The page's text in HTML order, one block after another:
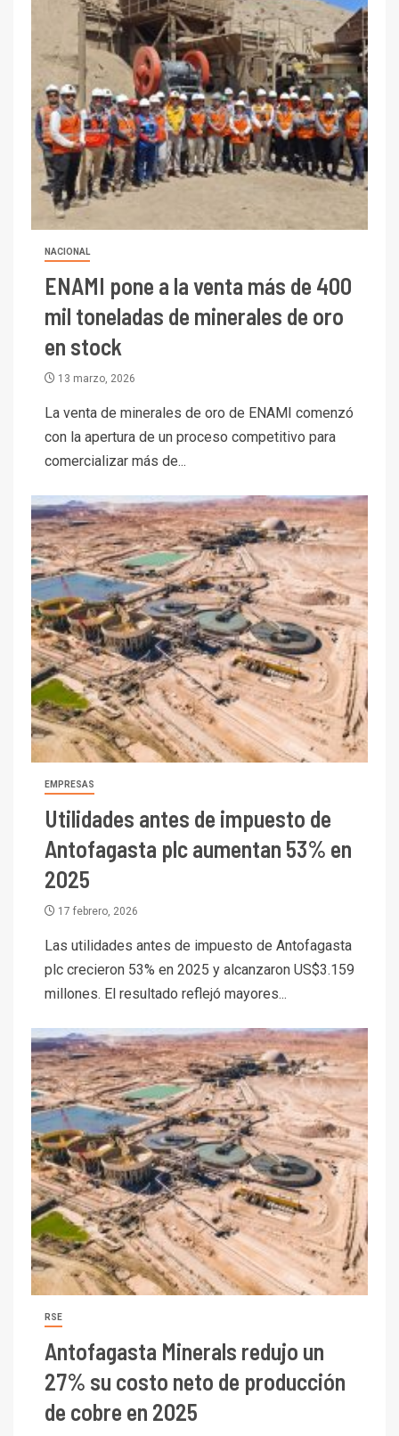
NACIONAL
ENAMI pone a la venta más de 400
mil toneladas de minerales de oro
en stock
13 marzo, 2026
La venta de minerales de oro de ENAMI comenzó
con la apertura de un proceso competitivo para
comercializar más de...
EMPRESAS
Utilidades antes de impuesto de
Antofagasta plc aumentan 53% en
2025
17 febrero, 2026
Las utilidades antes de impuesto de Antofagasta
plc crecieron 53% en 2025 y alcanzaron US$3.159
millones. El resultado reflejó mayores...
RSE
Antofagasta Minerals redujo un
27% su costo neto de producción
de cobre en 2025